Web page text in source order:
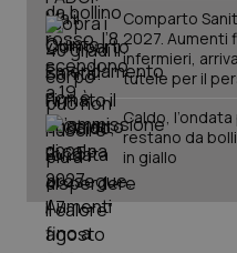
Comparto
2027. Aumenti
infermieri,
tutele per il
Caldo,
restano da
in giallo